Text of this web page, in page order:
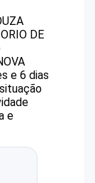
DE
e 6 dias
e